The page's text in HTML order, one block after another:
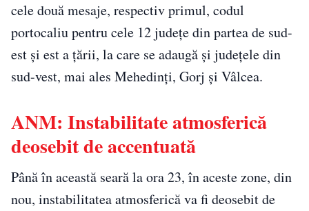
cele două mesaje, respectiv primul, codul
portocaliu pentru cele 12 judeţe din partea de sud-
est şi est a ţării, la care se adaugă şi judeţele din
sud-vest, mai ales Mehedinţi, Gorj şi Vâlcea.
ANM: Instabilitate atmosferică
deosebit de accentuată
Până în această seară la ora 23, în aceste zone, din
nou, instabilitatea atmosferică va fi deosebit de